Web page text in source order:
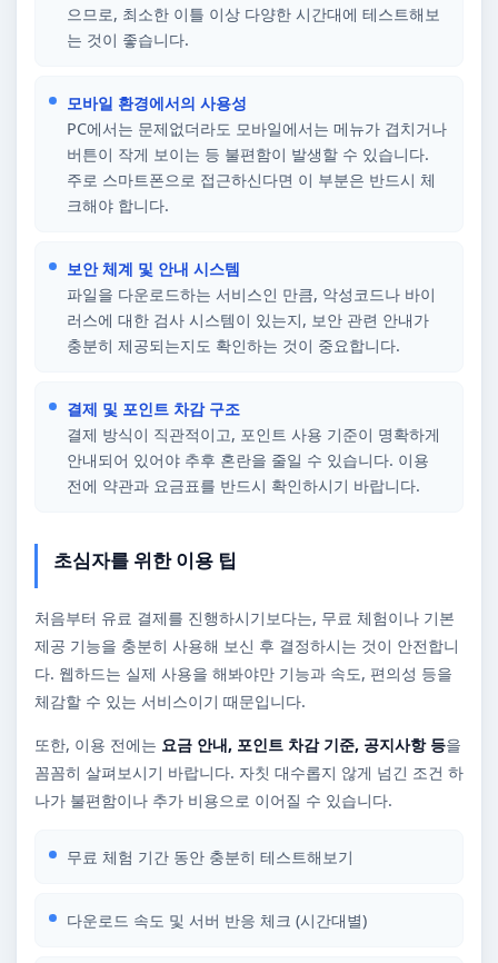
으므로, 최소한 이틀 이상 다양한 시간대에 테스트해보
는 것이 좋습니다.
모바일 환경에서의 사용성
PC에서는 문제없더라도 모바일에서는 메뉴가 겹치거나
버튼이 작게 보이는 등 불편함이 발생할 수 있습니다.
주로 스마트폰으로 접근하신다면 이 부분은 반드시 체
크해야 합니다.
보안 체계 및 안내 시스템
파일을 다운로드하는 서비스인 만큼, 악성코드나 바이
러스에 대한 검사 시스템이 있는지, 보안 관련 안내가
충분히 제공되는지도 확인하는 것이 중요합니다.
결제 및 포인트 차감 구조
결제 방식이 직관적이고, 포인트 사용 기준이 명확하게
안내되어 있어야 추후 혼란을 줄일 수 있습니다. 이용
전에 약관과 요금표를 반드시 확인하시기 바랍니다.
초심자를 위한 이용 팁
처음부터 유료 결제를 진행하시기보다는, 무료 체험이나 기본
제공 기능을 충분히 사용해 보신 후 결정하시는 것이 안전합니
다. 웹하드는 실제 사용을 해봐야만 기능과 속도, 편의성 등을
체감할 수 있는 서비스이기 때문입니다.
또한, 이용 전에는 요금 안내, 포인트 차감 기준, 공지사항 등을
꼼꼼히 살펴보시기 바랍니다. 자칫 대수롭지 않게 넘긴 조건 하
나가 불편함이나 추가 비용으로 이어질 수 있습니다.
무료 체험 기간 동안 충분히 테스트해보기
다운로드 속도 및 서버 반응 체크 (시간대별)